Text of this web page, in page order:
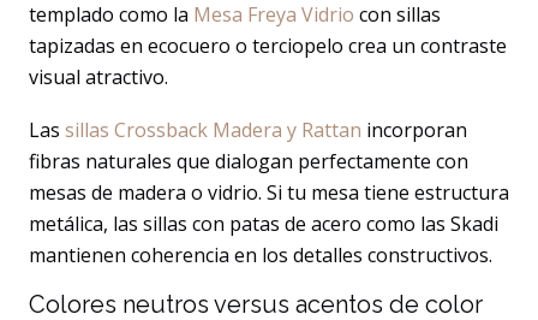
templado como la Mesa Freya Vidrio con sillas
tapizadas en ecocuero o terciopelo crea un contraste
visual atractivo.
Las sillas Crossback Madera y Rattan incorporan
fibras naturales que dialogan perfectamente con
mesas de madera o vidrio. Si tu mesa tiene estructura
metálica, las sillas con patas de acero como las Skadi
mantienen coherencia en los detalles constructivos.
Colores neutros versus acentos de color